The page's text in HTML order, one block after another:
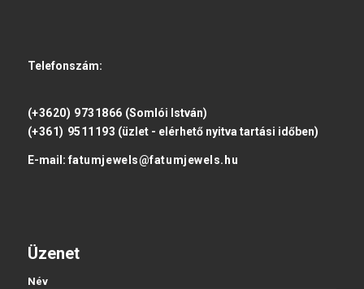
Telefonszám:
(+3620) 9731866 (Somlói István)
(+361) 9511193 (üzlet - elérhető nyitva tartási időben)
E-mail: fatumjewels@fatumjewels.hu
Üzenet
Név